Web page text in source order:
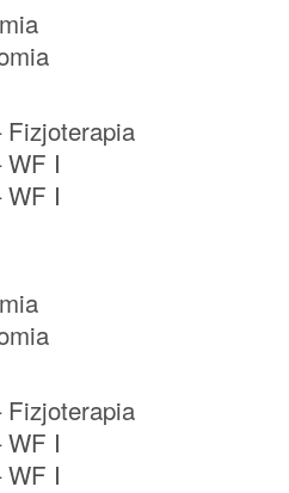
Fizjoterapia
WF I
WF I
Fizjoterapia
WF I
WF I